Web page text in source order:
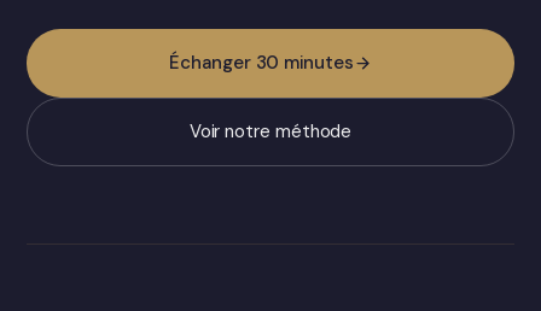
Échanger 30 minutes
Voir notre méthode